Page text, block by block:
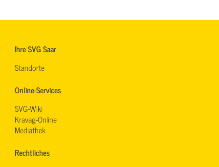
Ihre SVG Saar
Standorte
Online-Services
SVG-Wiki
Kravag-Online
Mediathek
Rechtliches